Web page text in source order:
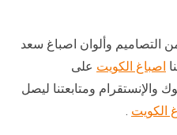
التصاميم وألوان اصباغ سعد
اصباغ الكويت على
والإنستقرام ومتابعتنا ليصل
الكويت .